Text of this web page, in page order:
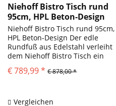
Niehoff Bistro Tisch rund
95cm, HPL Beton-Design
Niehoff Bistro Tisch rund 95cm,
HPL Beton-Design Der edle
Rundfuß aus Edelstahl verleiht
dem Niehoff Bistro Tisch ein
Platte aus HPL unterstützt diese
€ 789,99 * € 878,00 *
Vergleichen